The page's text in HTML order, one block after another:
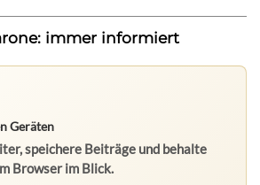
immer informiert
Geräten
speichere Beiträge und behalte
Browser im Blick.